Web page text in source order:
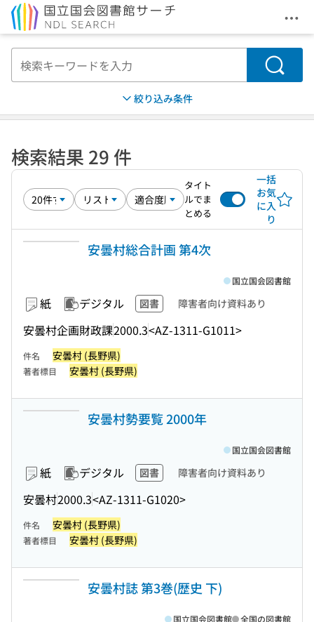
メ
検索
絞り込み条件
検索結果 29 件
タイト
ルでま
とめる
一括
お気
に入
り
安曇村総合計画 第4次
紙 デジタル 図書 障害者向け資料あり
安曇村企画財政課2000.3<AZ-1311-G1011>
国立国会図書館
件名 安曇村 (長野県)
著者標目 安曇村 (長野県)
安曇村勢要覧 2000年
紙 デジタル 図書 障害者向け資料あり
安曇村2000.3<AZ-1311-G1020>
国立国会図書館
件名 安曇村 (長野県)
著者標目 安曇村 (長野県)
安曇村誌 第3巻(歴史 下)
国立国会図書館 全国の図書館